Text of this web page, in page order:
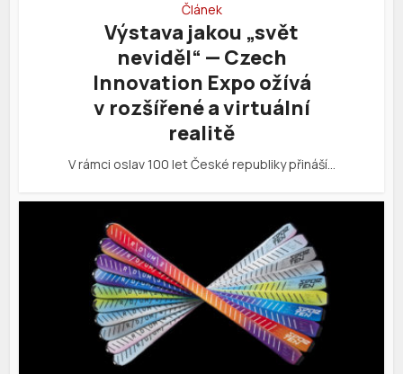
Článek
Výstava jakou „svět
neviděl“ — Czech
Innovation Expo ožívá
v rozšířené a virtuální
realitě
V rámci oslav 100 let České republiky přináší…